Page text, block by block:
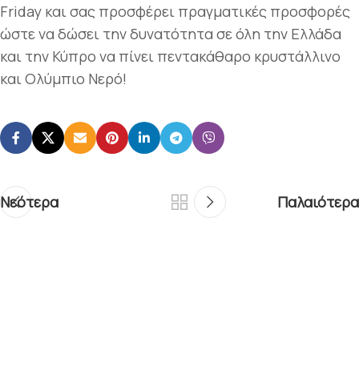
Friday και σας προσφέρει πραγματικές προσφορές
ώστε να δώσει την δυνατότητα σε όλη την Ελλάδα
και την Κύπρο να πίνει πεντακάθαρο κρυστάλλινο
και Ολύμπιο Νερό!
Νεότερα Παλαιότερα